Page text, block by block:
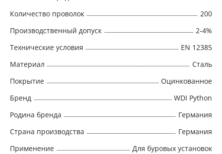
Количество проволок
200
Производственный допуск
2-4%
Технические условия
EN 12385
Материал
Сталь
Покрытие
Оцинкованное
Бренд
WDI Python
Родина бренда
Германия
Страна производства
Германия
Применение
Для буровых установок